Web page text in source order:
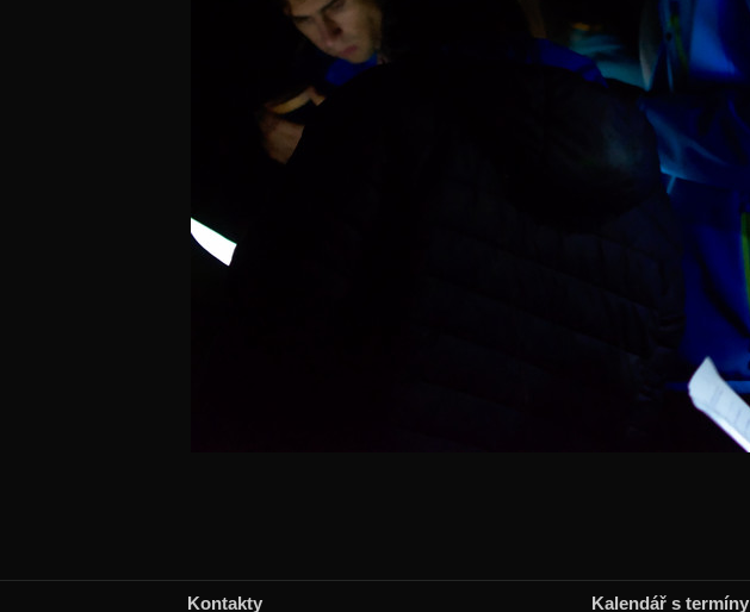
Kontakty Kalendář s termíny